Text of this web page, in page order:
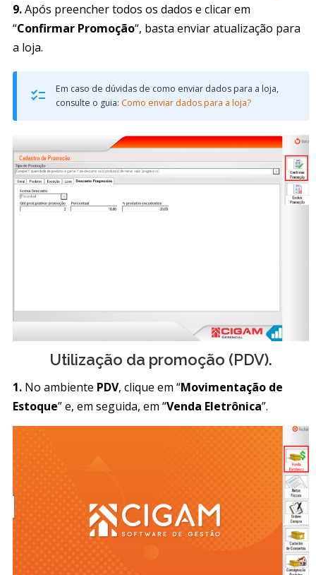
9.Após preencher todos os dados e clicar em
“Confirmar Promoção“, basta enviar atualização para
a loja.
Em caso de dúvidas de como enviar dados para a loja,
consulte o guia: Como enviar dados para a loja?
Utilização da promoção (PDV).
1. No ambiente PDV, clique em “Movimentação de
Estoque” e, em seguida, em “Venda Eletrônica”.